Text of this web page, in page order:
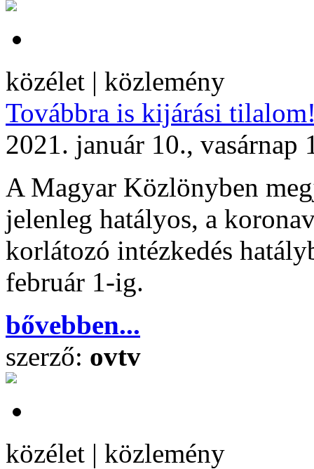
közélet | közlemény
Továbbra is kijárási
2021. január 10., vasárnap
A Magyar Közlönyben
jelenleg hatályos, a
korlátozó intézkedés
február 1-ig.
bővebben...
szerző: ovtv
közélet | közlemény